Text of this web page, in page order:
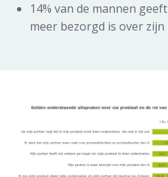
14% van de mannen
meer bezorgd is over